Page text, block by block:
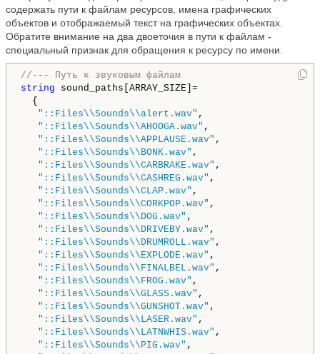
содержать пути к файлам ресурсов, имена графических
объектов и отображаемый текст на графических объектах.
Обратите внимание на два двоеточия в пути к файлам -
специальный признак для обращения к ресурсу по имени.
//--- Путь к звуковым файлам
string sound_paths[ARRAY_SIZE]=
{
"::Files\\Sounds\\alert.wav" ,
"::Files\\Sounds\\AHOOGA.wav" ,
"::Files\\Sounds\\APPLAUSE.wav" ,
"::Files\\Sounds\\BONK.wav" ,
"::Files\\Sounds\\CARBRAKE.wav" ,
"::Files\\Sounds\\CASHREG.wav" ,
"::Files\\Sounds\\CLAP.wav" ,
"::Files\\Sounds\\CORKPOP.wav" ,
"::Files\\Sounds\\DOG.wav" ,
"::Files\\Sounds\\DRIVEBY.wav" ,
"::Files\\Sounds\\DRUMROLL.wav" ,
"::Files\\Sounds\\EXPLODE.wav" ,
"::Files\\Sounds\\FINALBEL.wav" ,
"::Files\\Sounds\\FROG.wav" ,
"::Files\\Sounds\\GLASS.wav" ,
"::Files\\Sounds\\GUNSHOT.wav" ,
"::Files\\Sounds\\LASER.wav" ,
"::Files\\Sounds\\LATNWHIS.wav" ,
"::Files\\Sounds\\PIG.wav" ,